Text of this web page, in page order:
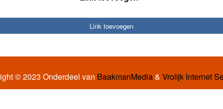
Link toevoegen
© 2023 Onderdeel van BaakmanMedia& Vrolijk Internet